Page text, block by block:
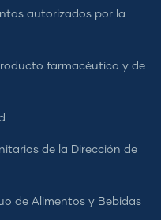
autorizados por la
farmacéutico y de
de la Dirección de
de Alimentos y Bebidas